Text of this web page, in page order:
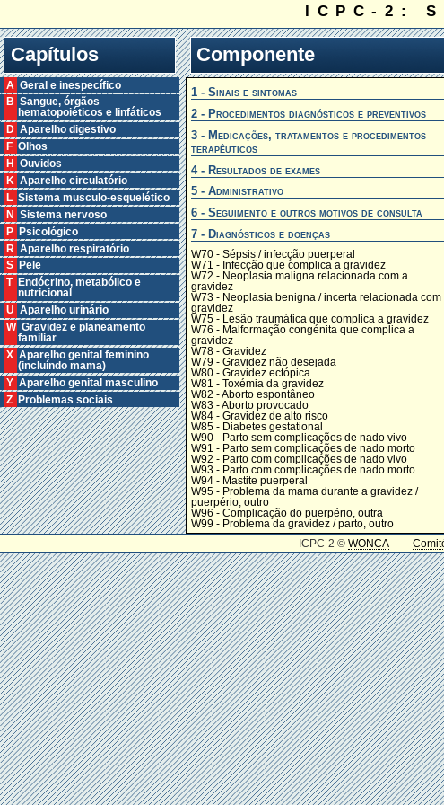
ICPC-2:
Capítulos
A Geral e inespecífico
B Sangue, órgãos
hematopoiéticos e linfáticos
D Aparelho digestivo
F Olhos
H Ouvidos
K Aparelho circulatório
L Sistema musculo-esquelético
N Sistema nervoso
P Psicológico
R Aparelho respiratório
S Pele
T Endócrino, metabólico e
nutricional
U Aparelho urinário
W Gravidez e planeamento
familiar
X Aparelho genital feminino
(incluíndo mama)
Y Aparelho genital masculino
Z Problemas sociais
Componente
1 - Sinais e sintomas
2 - Procedimentos diagnósticos e preventivos
3 - Medicações, tratamentos e procedimentos
terapêuticos
4 - Resultados de exames
5 - Administrativo
6 - Seguimento e outros motivos de consulta
7 - Diagnósticos e doenças
W70 - Sépsis / infecção puerperal
W71 - Infecção que complica a gravidez
W72 - Neoplasia maligna relacionada com a
gravidez
W73 - Neoplasia benigna / incerta relacionada com
gravidez
W75 - Lesão traumática que complica a gravidez
W76 - Malformação congénita que complica a
gravidez
W78 - Gravidez
W79 - Gravidez não desejada
W80 - Gravidez ectópica
W81 - Toxémia da gravidez
W82 - Aborto espontâneo
W83 - Aborto provocado
W84 - Gravidez de alto risco
W85 - Diabetes gestational
W90 - Parto sem complicações de nado vivo
W91 - Parto sem complicações de nado morto
W92 - Parto com complicações de nado vivo
W93 - Parto com complicações de nado morto
W94 - Mastite puerperal
W95 - Problema da mama durante a gravidez /
puerpério, outro
W96 - Complicação do puerpério, outra
W99 - Problema da gravidez / parto, outro
ICPC-2 ©WONCA